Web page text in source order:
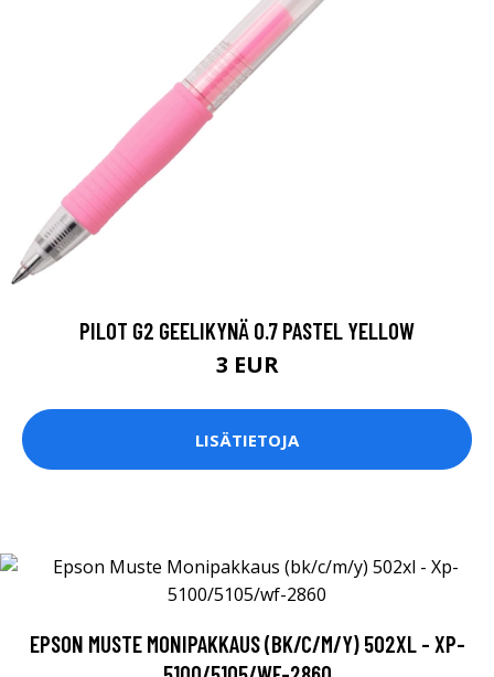
PILOT G2 GEELIKYNÄ 0.7 PASTEL YELLOW
3 EUR
LISÄTIETOJA
EPSON MUSTE MONIPAKKAUS (BK/C/M/Y) 502XL - XP-